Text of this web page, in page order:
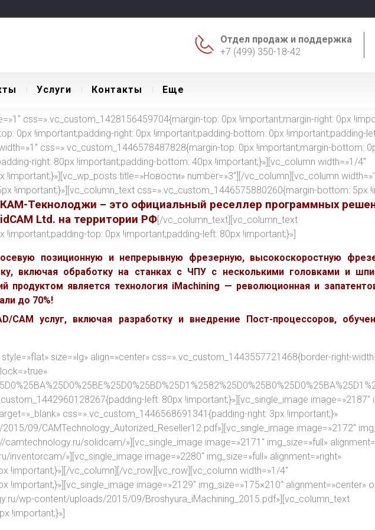
Отдел продаж и поддержка
+7 (499) 350-18-42
Уcлуги Контакты Еще
css=».vc_custom_1428156459704{margin-top: 0px !important;margin-right: 0px
0px !important;padding-right: 0px !important;padding-bottom: 0px !important;padding-
css=».vc_custom_1446578487828{margin-top: 0px !important;margin-bottom:
right: 80px !important;padding-bottom: 40px !important;}»][vc_column width=»1/4″
title=»Новости» number=»3″][/vc_column][vc_column
!important;}»][vc_column_text css=».vc_custom_1446575880260{margin-bottom: 5px
КАМ-Текнолоджи – это официальный реселлер программных
Ltd. на территории РФ[/vc_column_text][vc_column_text
top: 0px !important;padding-left: 80px !important;}»]
позиционную и непрерывную фрезерную, высокоскоростную
включая обработку на станках с ЧПУ с несколькими головками и
продуктом является технология iMachining — революционная и
до 70%!
услуг, включая разработку и внедрение Пост-процессоров,
size=»lg» align=»center» css=».vc_custom_1443557721468{border-right-
left: 80px !important;}»][vc_single_image image=»2187″
css=».vc_custom_1446568691341{padding-right: 3px !important;}»
09/CAMTechnology_Autorized_Reseller12.pdf»][vc_single_image image=»2172″
camtechnology.ru/solidcam/»][vc_single_image image=»2171″ img_size=»full»
»][vc_single_image image=»2280″ img_size=»full» alignment=»right»
!important;}»][/vc_column][/vc_row][vc_row][vc_column width=»1/4″
image=»2129″ img_size=»175×210″ alignment=»center»
wp-content/uploads/2015/09/Broshyura_iMachining_2015.pdf»][vc_column_text
!important;}»]